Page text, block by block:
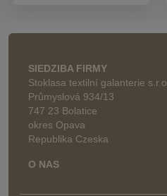
SIEDZIBA FIRMY
Stoklasa textilní galanterie s.r.o.
Průmyslová 934/13
747 23 Bolatice
okres Opava
Republika Czeska
O NAS